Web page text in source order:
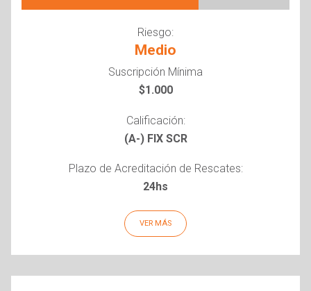
Riesgo:
Medio
Suscripción Mínima
$1.000
Calificación:
(A-) FIX SCR
Plazo de Acreditación de Rescates:
24hs
VER MÁS